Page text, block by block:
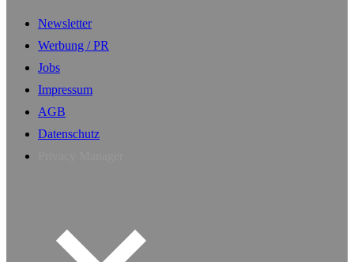
Newsletter
Werbung / PR
Jobs
Impressum
AGB
Datenschutz